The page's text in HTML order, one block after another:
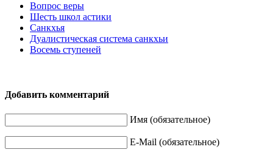
Вопрос веры
Шесть школ астики
Санкхья
Дуалистическая система санкхьи
Восемь ступеней
Добавить комментарий
Имя (обязательное)
E-Mail (обязательное)